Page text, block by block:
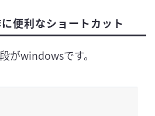
便利なショートカット
がwindowsです。